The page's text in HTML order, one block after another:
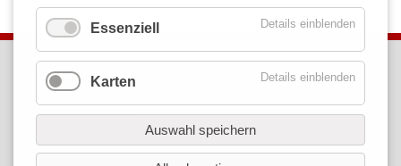
kontakt
Café Libre
brunnenstraße elf a
56203 höhr-grenzhausen
tel. 02624.1809302
Essenziell Details einblenden
Karten Details einblenden
Auswahl speichern